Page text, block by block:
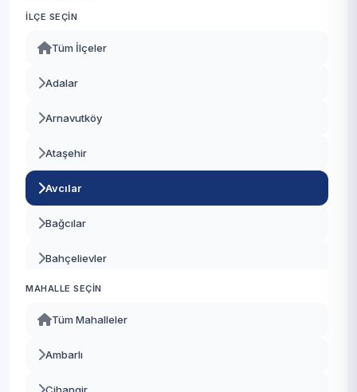
İLÇE SEÇIN
Tüm İlçeler
Adalar
Arnavutköy
Ataşehir
Avcılar
Bağcılar
Bahçelievler
Bakırköy
Başakşehir
MAHALLE SEÇIN
Tüm Mahalleler
Ambarlı